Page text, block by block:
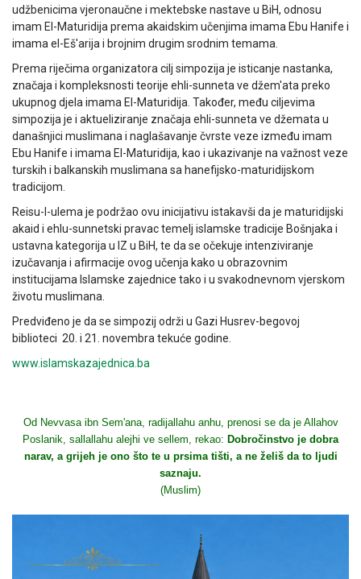
udžbenicima vjeronaučne i mektebske nastave u BiH, odnosu
imam El-Maturidija prema akaidskim učenjima imama Ebu Hanife i
imama el-Eš'arija i brojnim drugim srodnim temama.
Prema riječima organizatora cilj simpozija je isticanje nastanka,
značaja i kompleksnosti teorije ehli-sunneta ve džem'ata preko
ukupnog djela imama El-Maturidija. Također, među ciljevima
simpozija je i aktueliziranje značaja ehli-sunneta ve džemata u
današnjici muslimana i naglašavanje čvrste veze između imam
Ebu Hanife i imama El-Maturidija, kao i ukazivanje na važnost veze
turskih i balkanskih muslimana sa hanefijsko-maturidijskom
tradicijom.
Reisu-l-ulema je podržao ovu inicijativu istakavši da je maturidijski
akaid i ehlu-sunnetski pravac temelj islamske tradicije Bošnjaka i
ustavna kategorija u IZ u BiH, te da se očekuje intenziviranje
izučavanja i afirmacije ovog učenja kako u obrazovnim
institucijama Islamske zajednice tako i u svakodnevnom vjerskom
životu muslimana.
Predviđeno je da se simpozij održi u Gazi Husrev-begovoj
biblioteci 20. i 21. novembra tekuće godine.
www.islamskazajednica.ba
Od Nevvasa ibn Sem'ana, radijallahu anhu, prenosi se da je Allahov
Poslanik, sallallahu alejhi ve sellem, rekao: Dobročinstvo je dobra
narav, a grijeh je ono što te u prsima tišti, a ne želiš da to ljudi
saznaju.
(Muslim)